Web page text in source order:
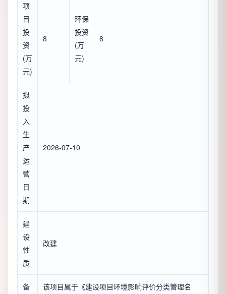
项
目
投
资
(万
元)
8
环保
投资
(万
元)
8
拟
投
入
生
产
运
营
日
期
2026-07-10
建
设
性
质
改建
备
该项目属于《建设项目环境影响评价分类管理名